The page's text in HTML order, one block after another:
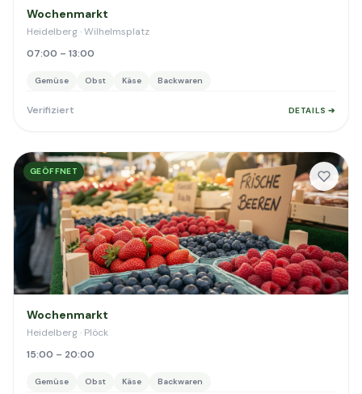
Wochenmarkt
Heidelberg · Wilhelmsplatz
07:00 – 13:00
Gemüse Obst Käse Backwaren
Verifiziert DETAILS ➔
GEÖFFNET
Wochenmarkt
Heidelberg · Plöck
15:00 – 20:00
Gemüse Obst Käse Backwaren